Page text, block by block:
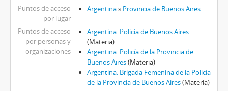
Puntos de acceso
por lugar
Argentina» Provincia de Buenos Aires
Puntos de acceso
por personas y
organizaciones
Argentina. Policía de Buenos Aires
(Materia)
Argentina. Policía de la Provincia de
Buenos Aires(Materia)
Argentina. Brigada Femenina de la Policía
de la Provincia de Buenos Aires(Materia)